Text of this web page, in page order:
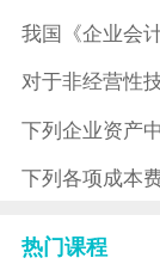
下列企业资产
下列各项成本
热门课程